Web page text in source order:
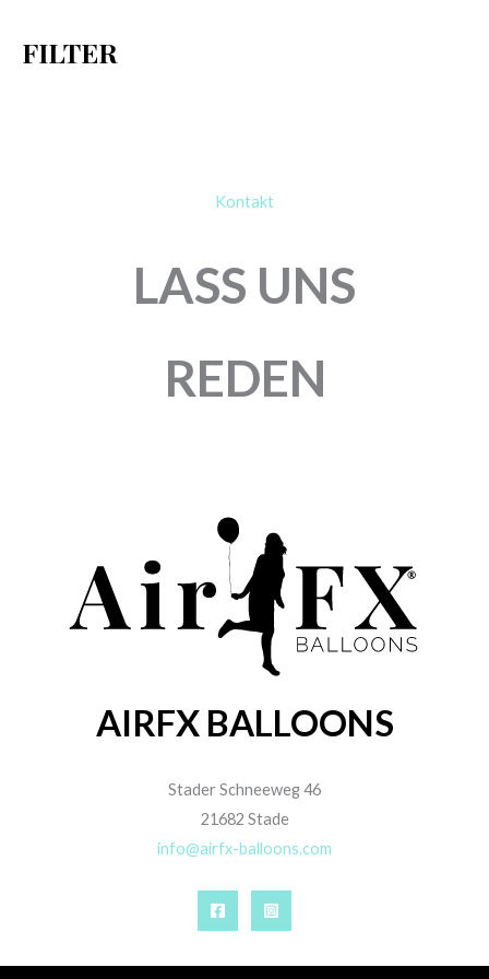
FILTER
Kontakt
LASS UNS
REDEN
AIRFX BALLOONS
Stader Schneeweg 46
21682 Stade
info@airfx-balloons.com